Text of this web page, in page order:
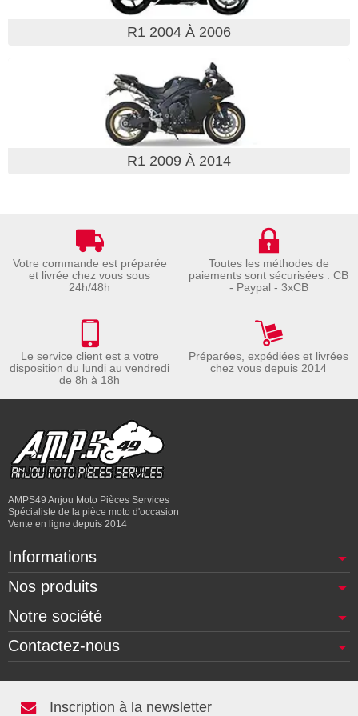
R1 2004 À 2006
R1 2009 À 2014
Votre commande est préparée
et livrée chez vous sous
24h/48h
Toutes les méthodes de
paiements sont sécurisées : CB
- Paypal - 3xCB
Le service client est a votre
disposition du lundi au vendredi
de 8h à 18h
Préparées, expédiées et livrées
chez vous depuis 2014
AMPS49 Anjou Moto Pièces Services
Spécialiste de la pièce moto d'occasion
Vente en ligne depuis 2014
Informations
Nos produits
Notre société
Contactez-nous
Inscription à la newsletter